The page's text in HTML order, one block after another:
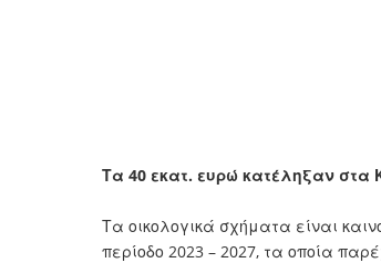
Τα 40 εκατ. ευρώ κατέληξαν στα
Τα οικολογικά σχήματα είναι
περίοδο 2023 – 2027, τα οποία